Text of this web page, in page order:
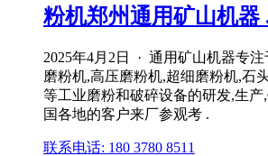
粉机郑州通用矿山机器
2025年4月2日 · 通用矿山机器专
磨粉机,高压磨粉机,超细磨粉机,石
等工业磨粉和破碎设备的研发,生产
国各地的客户来厂参观考 .
联系电话: 180 3780 8511